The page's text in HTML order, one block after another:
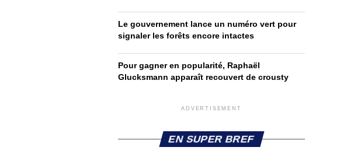
Le gouvernement lance un numéro vert pour
signaler les forêts encore intactes
Pour gagner en popularité, Raphaël
Glucksmann apparaît recouvert de crousty
ADVERTISEMENT
EN SUPER BREF